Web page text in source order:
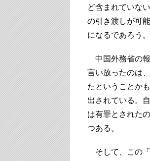
ど含まれていな
の引き渡しが可
になるであろう。
中国外務省の報
言い放ったのは
たということか
出されている。
は有罪とされた
つある。
そして、この「